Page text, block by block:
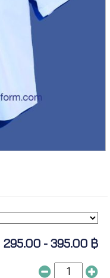
295.00 - 395.00 ฿